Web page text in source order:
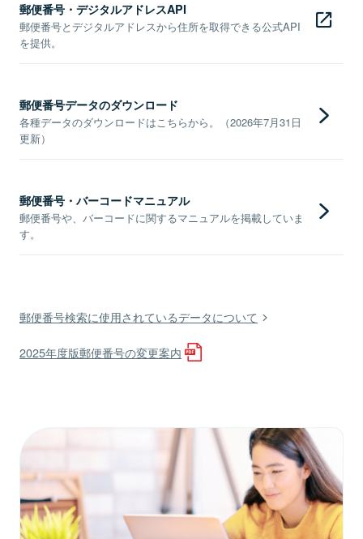
郵便番号・デジタルアドレスAPI
郵便番号とデジタルアドレスから住所を取得できる公式API
を提供。
郵便番号データのダウンロード
各種データのダウンロードはこちらから。（2026年7月31日
更新）
郵便番号・バーコードマニュアル
郵便番号や、バーコードに関するマニュアルを掲載していま
す。
郵便番号検索に使用されているデータについて
2025年度版郵便番号の変更案内